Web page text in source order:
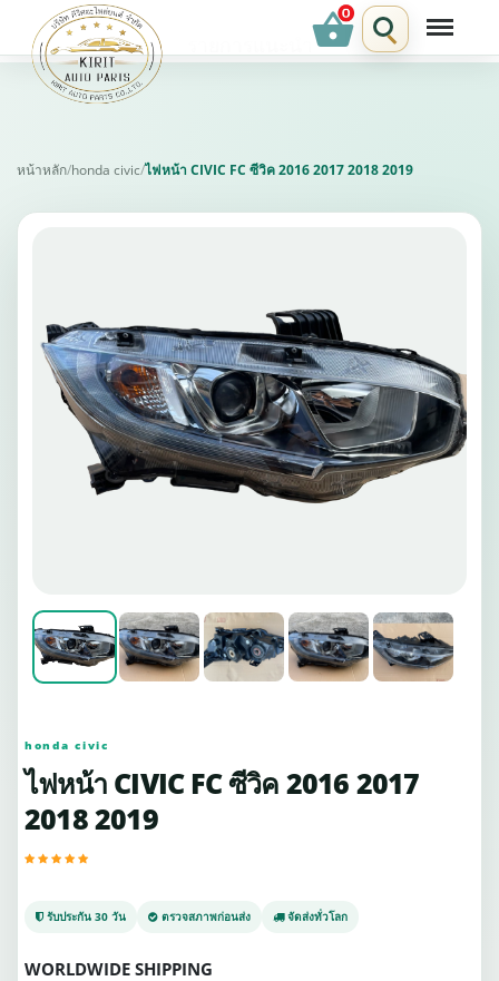
shopping_basket
หน้าหลัก/honda civic/ไฟหน้า CIVIC FC ซีวิค 2016 2017 2018 2019
honda civic
ไฟหน้า CIVIC FC ซีวิค 2016 2017
2018 2019
รับประกัน 30 วัน ตรวจสภาพก่อนส่ง จัดส่งทั่วโลก
WORLDWIDE SHIPPING